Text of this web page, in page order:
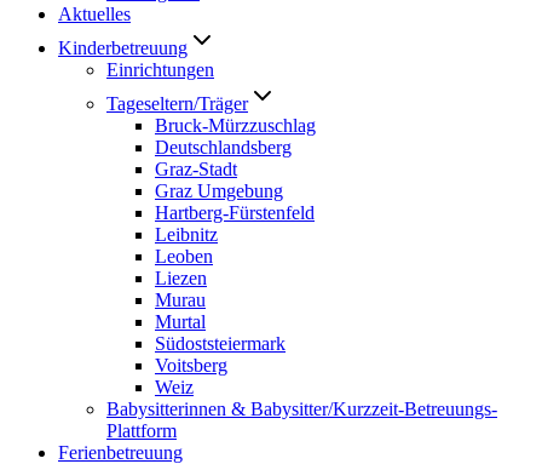
Aktuelles
Kinderbetreuung
Einrichtungen
Tageseltern/Träger
Bruck-Mürzzuschlag
Deutschlandsberg
Graz-Stadt
Graz Umgebung
Hartberg-Fürstenfeld
Leibnitz
Leoben
Liezen
Murau
Murtal
Südoststeiermark
Voitsberg
Weiz
Babysitterinnen & Babysitter/Kurzzeit-Betreuungs-
Plattform
Ferienbetreuung